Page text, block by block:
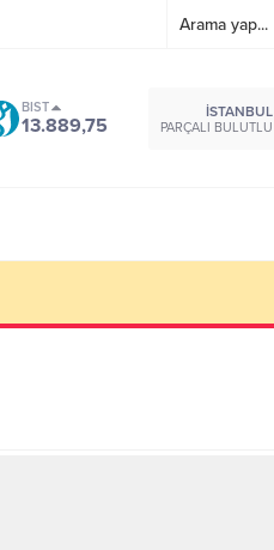
BIST
13.889,75
İSTANBUL
PARÇALI BULUTLU